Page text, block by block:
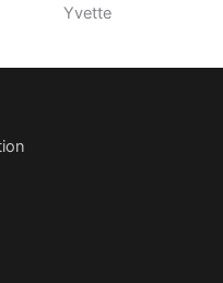
Yvette